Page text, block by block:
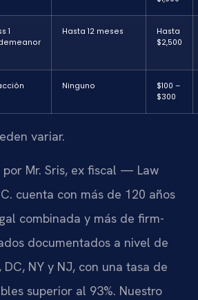
1
Hasta 12 meses
Hasta
$2,500
Ninguno
$100 –
$300
variar.
Mr. Sris, ex fiscal — Law
cuenta con más de 120 años
combinada y más de firm-
documentados a nivel de
DC, NY y NJ, con una tasa de
superior al 93%. Nuestro